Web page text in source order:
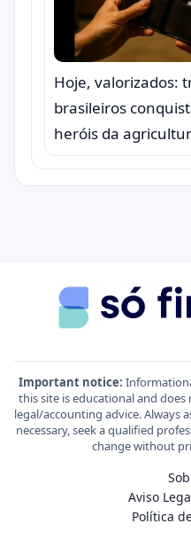
Hoje, valorizados:
brasileiros
heróis da
Important notice:
this site is educational and
legal/accounting advice. Always
necessary, seek a qualified
change without
Aviso
Política